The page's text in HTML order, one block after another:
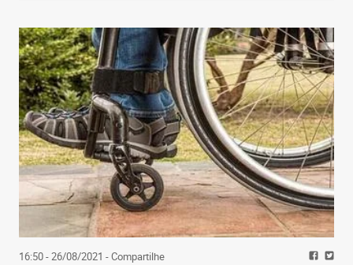
16:50 - 26/08/2021 - Compartilhe